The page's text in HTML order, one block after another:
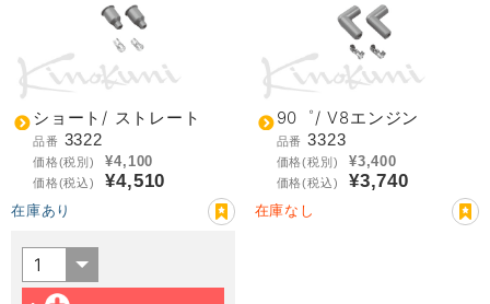
ショート/ ストレート
品番 3322
価格(税別) ¥4,100
価格(税込) ¥4,510
在庫あり
90゜/ V8エンジン
品番 3323
価格(税別) ¥3,400
価格(税込) ¥3,740
在庫なし